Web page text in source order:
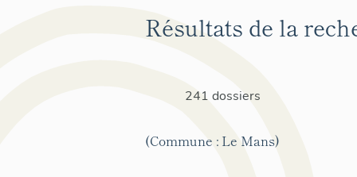
Résultats de la
241 dossiers
(Commune : Le Mans)